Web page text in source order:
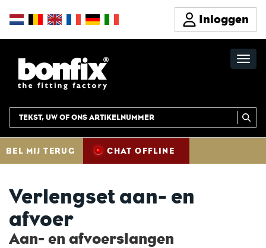
Inloggen
BEL MIJ TERUG CHAT OFFLINE
Verlengset aan- en
afvoer
Aan- en afvoerslangen